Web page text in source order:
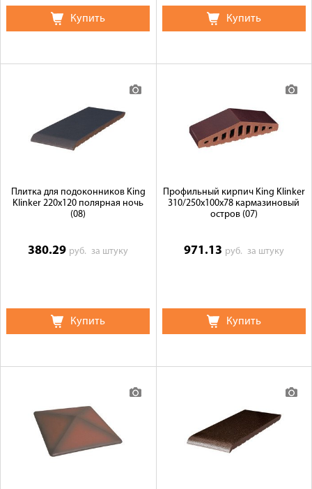
Купить Купить
Плитка для подоконников King
Klinker 220х120 полярная ночь
(08)
380.29 руб.за штуку
Купить
Профильный кирпич King Klinker
310/250x100x78 кармазиновый
остров (07)
971.13 руб. за штуку
Купить